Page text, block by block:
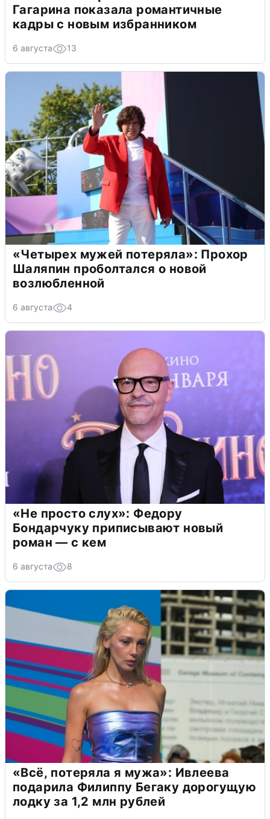
Гагарина показала романтичные
кадры с новым избранником
6 августа 13
«Четырех мужей потеряла»: Прохор
Шаляпин проболтался о новой
возлюбленной
6 августа 4
«Не просто слух»: Федору
Бондарчуку приписывают новый
роман — с кем
6 августа 8
«Всё, потеряла я мужа»: Ивлеева
подарила Филиппу Бегаку дорогущую
лодку за 1,2 млн рублей